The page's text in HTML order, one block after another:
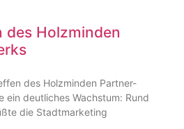
des Holzminden
des Holzminden Partner-
ein deutliches Wachstum: Rund
die Stadtmarketing